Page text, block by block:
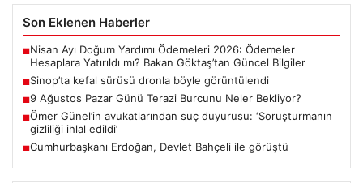
Son Eklenen Haberler
■Nisan Ayı Doğum Yardımı Ödemeleri 2026: Ödemeler
Hesaplara Yatırıldı mı? Bakan Göktaş’tan Güncel Bilgiler
■Sinop’ta kefal sürüsü dronla böyle görüntülendi
■9 Ağustos Pazar Günü Terazi Burcunu Neler Bekliyor?
■Ömer Günel’in avukatlarından suç duyurusu: ‘Soruşturmanın
gizliliği ihlal edildi’
■Cumhurbaşkanı Erdoğan, Devlet Bahçeli ile görüştü